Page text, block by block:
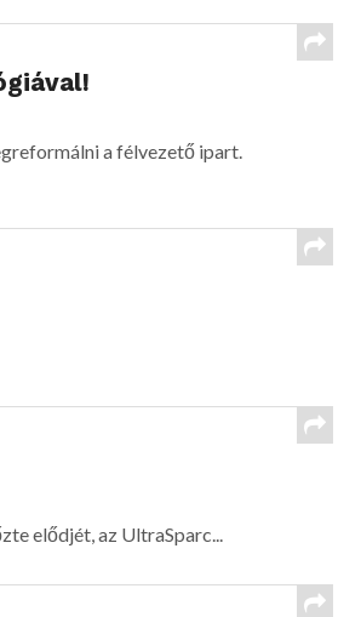
a félvezető ipart.
elődjét, az UltraSparc...